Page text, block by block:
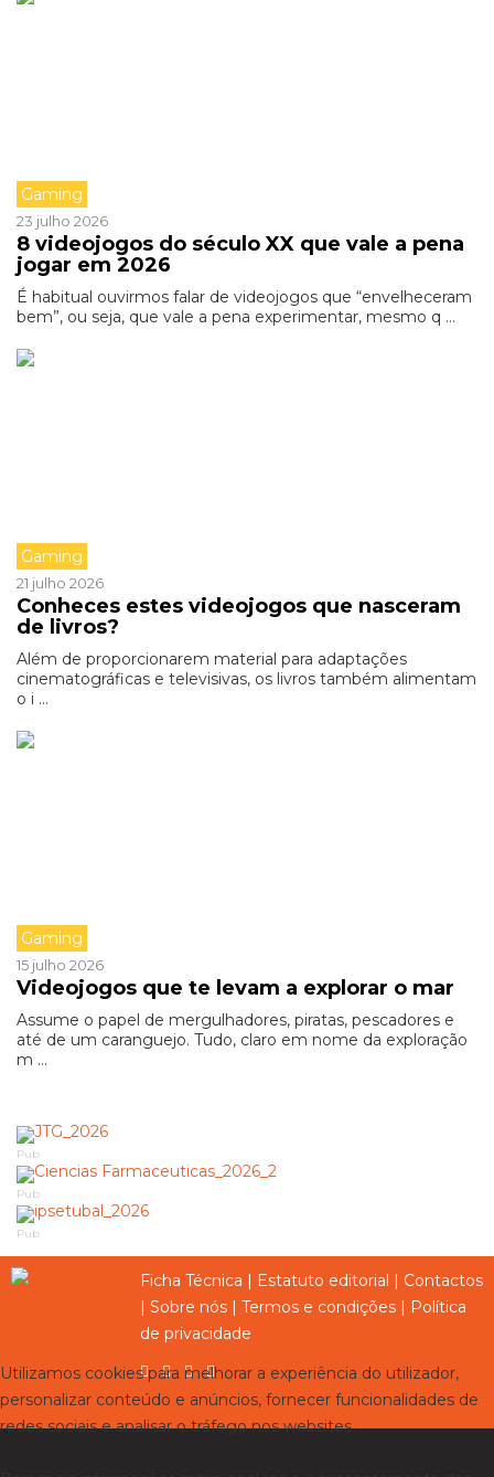
Gaming
23 julho 2026
8 videojogos do século XX que vale a pena
jogar em 2026
É habitual ouvirmos falar de videojogos que “envelheceram
bem”, ou seja, que vale a pena experimentar, mesmo q ...
Gaming
21 julho 2026
Conheces estes videojogos que nasceram
de livros?
Além de proporcionarem material para adaptações
cinematográficas e televisivas, os livros também alimentam
o i ...
Gaming
15 julho 2026
Videojogos que te levam a explorar o mar
Assume o papel de mergulhadores, piratas, pescadores e
até de um caranguejo. Tudo, claro em nome da exploração
m ...
Pub
Pub
Pub
Ficha Técnica | Estatuto editorial | Contactos
| Sobre nós | Termos e condições | Política
de privacidade
Utilizamos cookies para melhorar a experiência do utilizador,
personalizar conteúdo e anúncios, fornecer funcionalidades de
redes sociais e analisar o tráfego nos websites.